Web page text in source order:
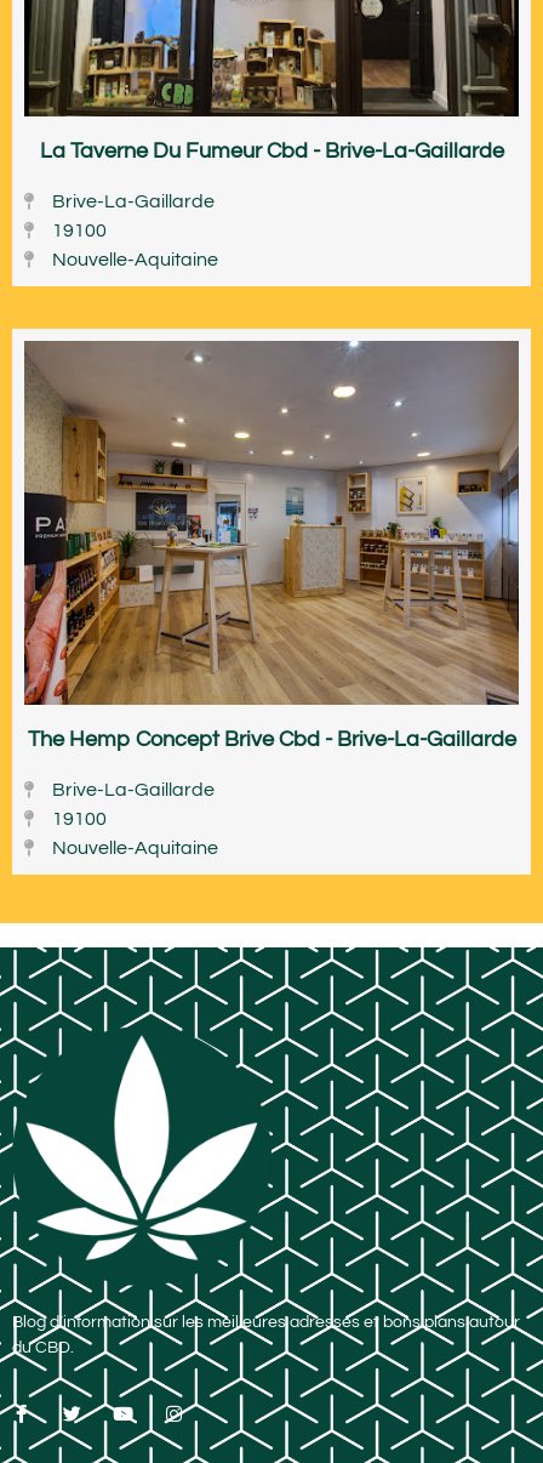
La Taverne Du Fumeur Cbd - Brive-La-Gaillarde
Brive-La-Gaillarde
19100
Nouvelle-Aquitaine
The Hemp Concept Brive Cbd - Brive-La-Gaillarde
Brive-La-Gaillarde
19100
Nouvelle-Aquitaine
Blog d’information sur les meilleures adresses et bons plans autour
du CBD.